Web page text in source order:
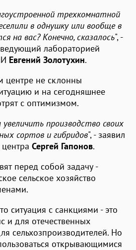
трехкомнатной
в однушку или вообще в
на вас? Конечно, сказалось", -
лабораторией
Евгений Золотухин.
центре не склонны
и на сегодняшнее
с оптимизмом.
производство своих
сортов и гибридов", - заявил
Сергей Гапонов.
перед собой задачу -
сельское хозяйство
ситуация с санкциями - это
и для отечественных
сельхозпроизводителей. Но
открывающимися